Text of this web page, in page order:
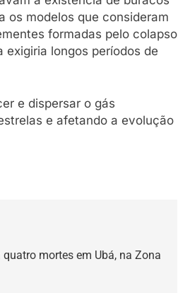
os modelos que consideram
formadas pelo colapso
exigiria longos períodos de
e dispersar o gás
e afetando a evolução
mortes em Ubá, na Zona